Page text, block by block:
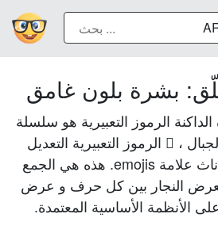
بشرة بلون غامق
الرموز التعبيرية هو سلسلة
🏿 الرموز التعبيرية التعديل
فيتزباتريك نوع-6 ♀ الإناث علامة emojis. هذه هي الجمع
النجار بين كل حرف و عرض
الأنظمة الأساسية المعتمدة.